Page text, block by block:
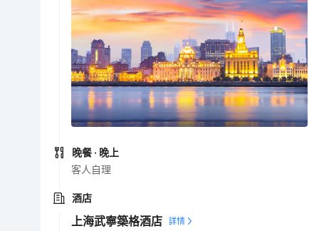
晚餐 · 晚上
客人自理
酒店
上海武寧築格酒店